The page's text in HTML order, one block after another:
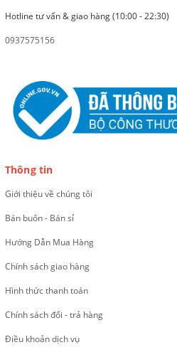
Hotline tư vấn & giao hàng (10:00 - 22:30)
0937575156
Thông tin
Giới thiệu về chúng tôi
Bán buôn - Bán sỉ
Hướng Dẫn Mua Hàng
Chính sách giao hàng
Hình thức thanh toán
Chính sách đổi - trả hàng
Điều khoản dịch vụ